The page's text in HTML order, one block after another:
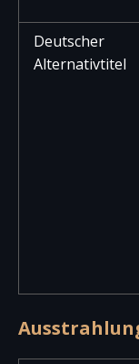
Deutscher
Alternativtitel